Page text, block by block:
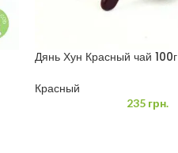
Дянь Хун Красный чай 100г
Красный
235грн.